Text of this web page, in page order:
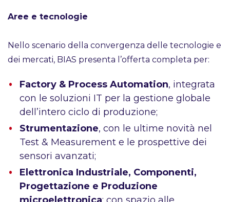
Aree e tecnologie
Nello scenario della convergenza delle tecnologie e
dei mercati, BIAS presenta l’offerta completa per:
Factory & Process Automation, integrata
con le soluzioni IT per la gestione globale
dell’intero ciclo di produzione;
Strumentazione, con le ultime novità nel
Test & Measurement e le prospettive dei
sensori avanzati;
Elettronica Industriale, Componenti,
Progettazione e Produzione